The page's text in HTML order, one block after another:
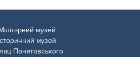
музей
музей
Понятовського